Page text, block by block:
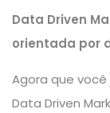
Data Driven
orientada por
Agora que
Data Driven